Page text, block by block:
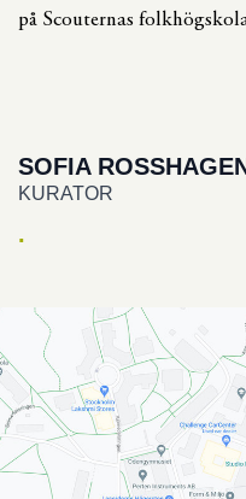
på Scouternas
SOFIA
KURATOR